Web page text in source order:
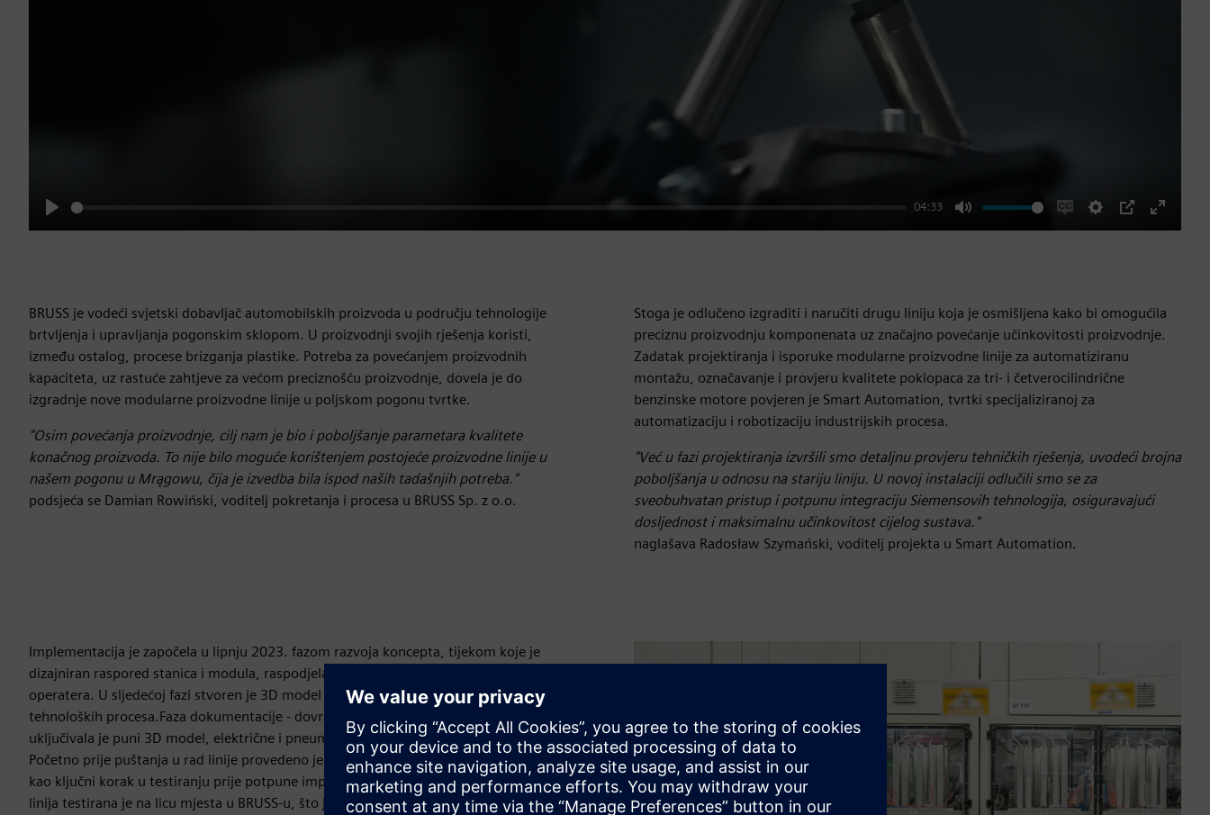
Play
04:33
Mute
EnableSettings
PIP
Enter
BRUSS je vodeći svjetski dobavljač automobilskih proizvoda u području tehnologije
brtvljenja i upravljanja pogonskim sklopom. U proizvodnji svojih rješenja koristi,
između ostalog, procese brizganja plastike. Potreba za povećanjem proizvodnih
kapaciteta, uz rastuće zahtjeve za većom preciznošću proizvodnje, dovela je do
izgradnje nove modularne proizvodne linije u poljskom pogonu tvrtke.
"Osim povećanja proizvodnje, cilj nam je bio i poboljšanje parametara kvalitete
konačnog proizvoda. To nije bilo moguće korištenjem postojeće proizvodne linije u
našem pogonu u Mrągowu, čija je izvedba bila ispod naših tadašnjih potreba."
podsjeća se Damian Rowiński, voditelj pokretanja i procesa u BRUSS Sp. z o.o.
Stoga je odlučeno izgraditi i naručiti drugu liniju koja je osmišljena kako bi omogućila
preciznu proizvodnju komponenata uz značajno povećanje učinkovitosti proizvodnje.
Zadatak projektiranja i isporuke modularne proizvodne linije za automatiziranu
montažu, označavanje i provjeru kvalitete poklopaca za tri- i četverocilindrične
benzinske motore povjeren je Smart Automation, tvrtki specijaliziranoj za
automatizaciju i robotizaciju industrijskih procesa.
"Već u fazi projektiranja izvršili smo detaljnu provjeru tehničkih rješenja, uvodeći brojna
poboljšanja u odnosu na stariju liniju. U novoj instalaciji odlučili smo se za
sveobuhvatan pristup i potpunu integraciju Siemensovih tehnologija, osiguravajući
dosljednost i maksimalnu učinkovitost cijelog sustava."
naglašava Radosław Szymański, voditelj projekta u Smart Automation.
Implementacija je započela u lipnju 2023. fazom razvoja koncepta, tijekom koje je
dizajniran raspored stanica i modula, raspodjela strojeva za brizganje i radne stanice
operatera. U sljedećoj fazi stvoren je 3D model cijele linije, uključujući vizualizaciju
tehnoloških procesa.Faza dokumentacije - dovršena iniciranjem projektne narudžbe -
uključivala je puni 3D model, električne i pneumatske sheme te račun materijala.
Početno prije puštanja u rad linije provedeno je u pogonu Smart Automation, služeći
kao ključni korak u testiranju prije potpune implementacije. Nakon toga, kompletna
linija testirana je na licu mjesta u BRUSS-u, što je kulminiralo formalnim prihvaćanjem